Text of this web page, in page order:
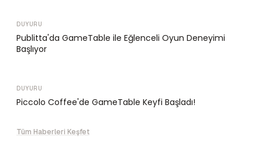
DUYURU
Publitta'da GameTable ile Eğlenceli Oyun Deneyimi
Başlıyor
DUYURU
Piccolo Coffee'de GameTable Keyfi Başladı!
Tüm Haberleri Keşfet